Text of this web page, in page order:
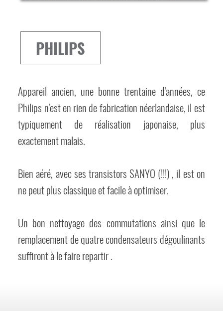
PHILIPS
Appareil ancien, une bonne trentaine d'années, ce
Philips n'est en rien de fabrication néerlandaise, il est
typiquement de réalisation japonaise, plus
exactement malais.
Bien aéré, avec ses transistors SANYO (!!!) , il est on
ne peut plus classique et facile à optimiser.
Un bon nettoyage des commutations ainsi que le
remplacement de quatre condensateurs dégoulinants
suffiront à le faire repartir .